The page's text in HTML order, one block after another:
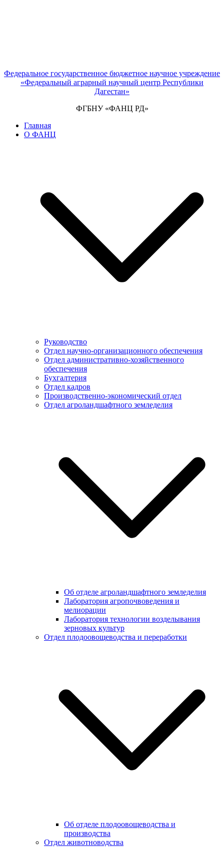
Федеральное государственное бюджетное научное учреждение
«Федеральный аграрный научный центр Республики
Дагестан»
ФГБНУ «ФАНЦ РД»
Главная
О ФАНЦ
Руководство
Отдел научно-организационного обеспечения
Отдел административно-хозяйственного
обеспечения
Бухгалтерия
Отдел кадров
Производственно-экономический отдел
Отдел агроландшафтного земледелия
Об отделе агроландшафтного земледелия
Лаборатория агропочвоведения и
мелиорации
Лаборатория технологии возделывания
зерновых культур
Отдел плодоовощеводства и переработки
Об отделе плодоовощеводства и
производства
Отдел животноводства